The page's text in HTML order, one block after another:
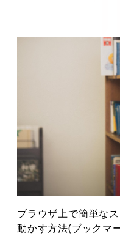
ブラウザ上で簡単な
動かす方法(ブックマ